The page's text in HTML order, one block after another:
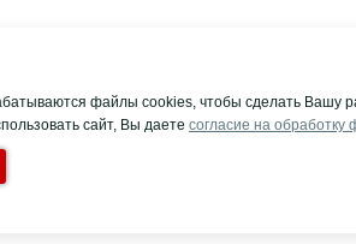
файлы cookies, чтобы сделать Вашу
сайт, Вы даете согласие на обработку